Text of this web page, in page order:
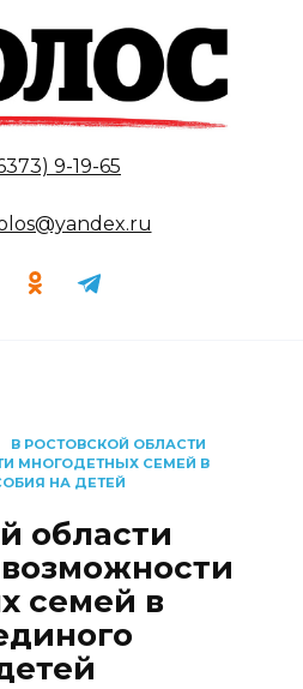
9-19-65
В РОСТОВСКОЙ ОБЛАСТИ
МНОГОДЕТНЫХ СЕМЕЙ В
НА ДЕТЕЙ
области
семей в